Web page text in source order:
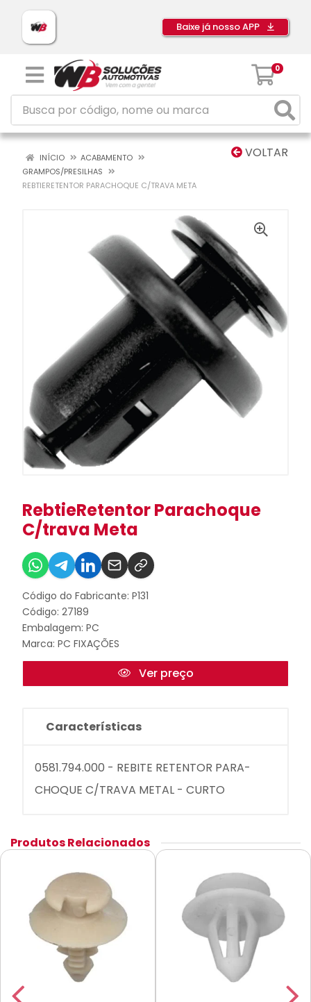
Baixe já nosso APP
0
VOLTAR
INÍCIO
ACABAMENTO
GRAMPOS/PRESILHAS
REBTIERETENTOR PARACHOQUE C/TRAVA META
RebtieRetentor Parachoque
C/trava Meta
Código do Fabricante: P131
Código: 27189
Embalagem: PC
Marca: PC FIXAÇÕES
Ver preço
Características
0581.794.000 - REBITE RETENTOR PARA-
CHOQUE C/TRAVA METAL - CURTO
Produtos Relacionados